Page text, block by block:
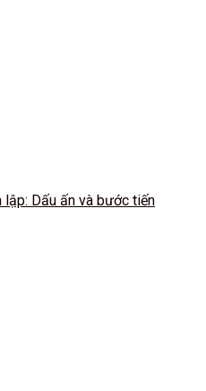
lập: Dấu ấn và bước tiến